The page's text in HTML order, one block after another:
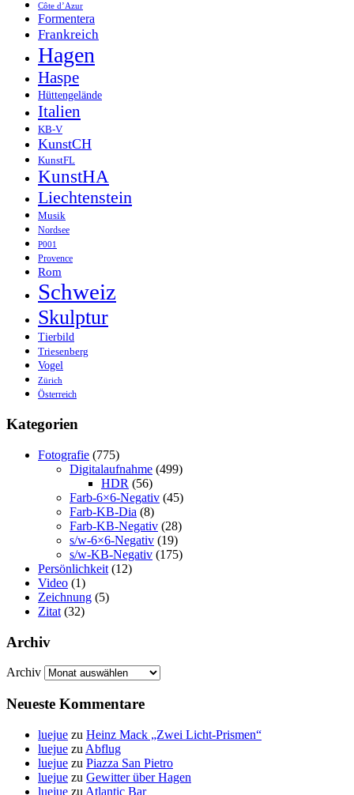
Côte d’Azur
Formentera
Frankreich
Hagen
Haspe
Hüttengelände
Italien
KB-V
KunstCH
KunstFL
KunstHA
Liechtenstein
Musik
Nordsee
P001
Provence
Rom
Schweiz
Skulptur
Tierbild
Triesenberg
Vogel
Zürich
Österreich
Kategorien
Fotografie (775)
Digitalaufnahme (499)
HDR (56)
Farb-6×6-Negativ (45)
Farb-KB-Dia (8)
Farb-KB-Negativ (28)
s/w-6×6-Negativ (19)
s/w-KB-Negativ (175)
Persönlichkeit (12)
Video (1)
Zeichnung (5)
Zitat (32)
Archiv
Archiv
Neueste Kommentare
luejue zu Heinz Mack „Zwei Licht-Prismen“
luejue zu Abflug
luejue zu Piazza San Pietro
luejue zu Gewitter über Hagen
luejue zu Atlantic Bar